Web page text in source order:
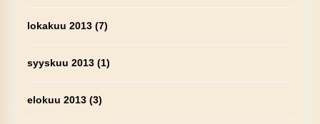
lokakuu 2013(7)
syyskuu 2013(1)
elokuu 2013(3)